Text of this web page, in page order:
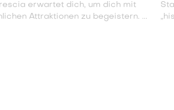
erwartet dich, um dich mit
Attraktionen zu begeistern. ...